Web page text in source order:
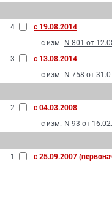
4
с 19.08.2014
с изм. N 801 от
3
с 13.08.2014
с изм. N 758 от
2
с 04.03.2008
с изм. N 93 от
1 с 25.09.2007